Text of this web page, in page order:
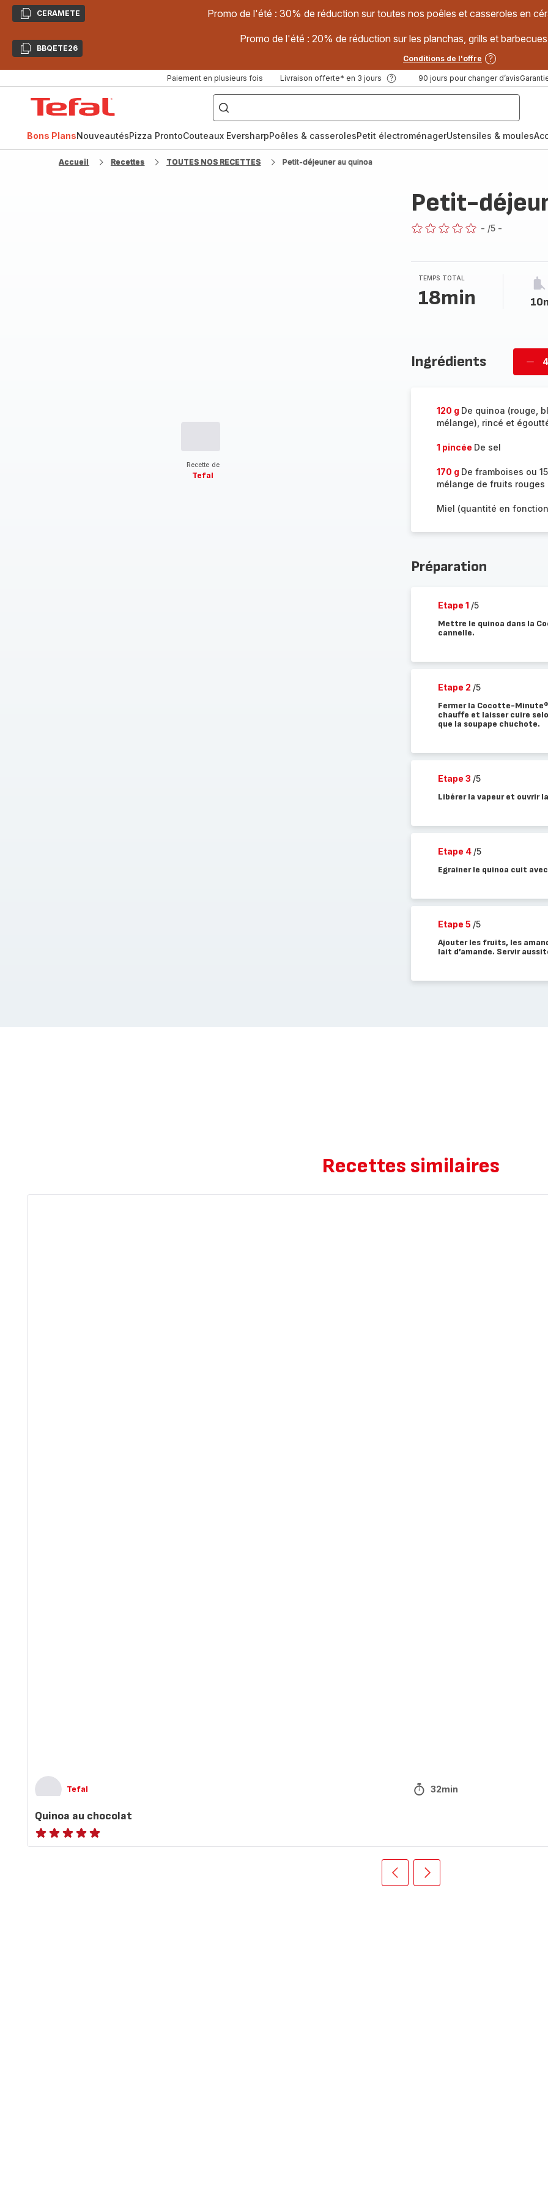
CopierCERAMETE Promo de l'été : 30% de réduction sur toutes nos poêles et casseroles en
CopierBBQETE26
Promo de l'été : 20% de réduction sur les planchas, grills et
Conditions de l'offre
Paiement en plusieurs fois Livraison offerte* en 3 jours 90 jours pour changer d’avis
["Poêles
inox,
Cake
Factory,
Bons PlansNouveautésPizza ProntoCouteaux EversharpPoêles & casserolesPetit électroménagerUstensiles & moules
Accueil Recettes TOUTES NOS RECETTES Petit-déjeuner au quinoa
Recette de
Tefal
Petit-
- /5 -
TEMPS TOTAL
18min
Ingrédients
120 g De quinoa (rouge,
mélange), rincé et
1 pincée De sel
170 g De framboises ou
mélange de fruits rouges
Miel (quantité en
Préparation
Etape 1 /5
Mettre le quinoa dans la
cannelle.
Etape 2 /5
Fermer la Cocotte-
chauffe et laisser cuire
que la soupape chuchote.
Etape 3 /5
Libérer la vapeur et ouvrir
Etape 4 /5
Egrainer le quinoa cuit
Etape 5 /5
Ajouter les fruits, les
lait d’amande. Servir
Recettes similaires
Tefal 32min
Quinoa au chocolat
ratings.NaN
Précédent
Recipe
Suivant
Recipe